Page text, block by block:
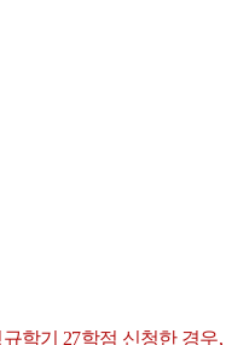
학기 27학점 신청한 경우,